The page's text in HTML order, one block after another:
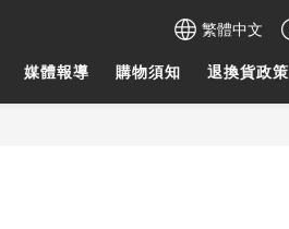
繁體中文
媒體報導 購物須知 退換貨政策